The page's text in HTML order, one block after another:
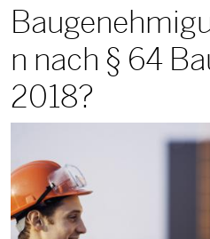
n nach § 64
2018?